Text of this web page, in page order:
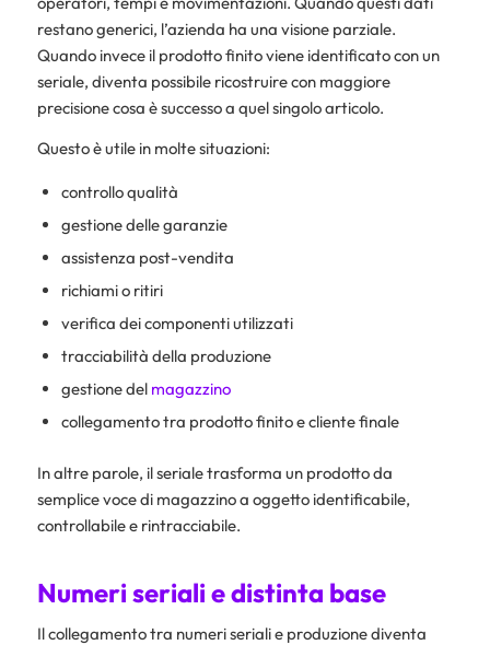
restano generici, l’azienda ha una visione parziale.
Quando invece il prodotto finito viene identificato con un
seriale, diventa possibile ricostruire con maggiore
precisione cosa è successo a quel singolo articolo.
Questo è utile in molte situazioni:
controllo qualità
gestione delle garanzie
assistenza post-vendita
richiami o ritiri
verifica dei componenti utilizzati
tracciabilità della produzione
gestione del magazzino
collegamento tra prodotto finito e cliente finale
In altre parole, il seriale trasforma un prodotto da
semplice voce di magazzino a oggetto identificabile,
controllabile e rintracciabile.
Numeri seriali e distinta base
Il collegamento tra numeri seriali e produzione diventa